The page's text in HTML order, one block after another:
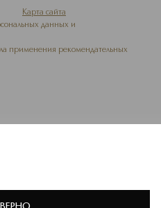
Карта сайта
данных и
применения рекомендательных